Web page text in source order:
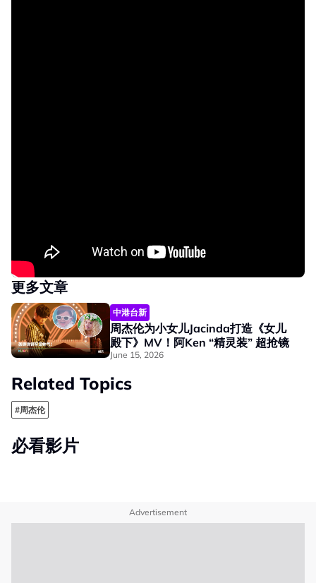
更多文章
中港台新
周杰伦为小女儿Jacinda打造《女儿
殿下》MV！阿Ken “精灵装” 超抢镜
June 15, 2026
Related Topics
#周杰伦
必看影片
Advertisement